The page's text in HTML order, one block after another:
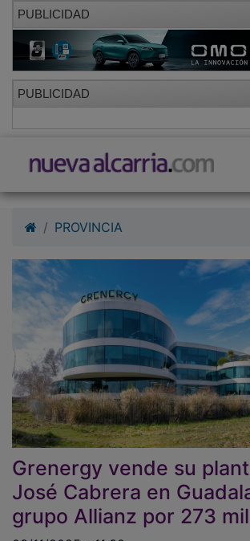
PUBLICIDAD
PUBLICIDAD
Grenergy vende su
José Cabrera en
grupo Allianz por 273